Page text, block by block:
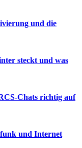
und die
steckt und was
Chats richtig auf
und Internet